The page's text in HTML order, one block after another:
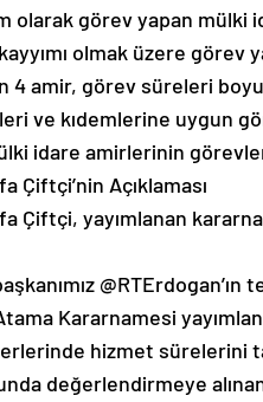
olarak görev yapan
kayyımı olmak üzere
4 amir, görev süreleri
ve kıdemlerine uygun
idare amirlerinin
Çiftçi’nin Açıklaması
Çiftçi, yayımlanan
Kararnamesi
hizmet sürelerini
değerlendirmeye